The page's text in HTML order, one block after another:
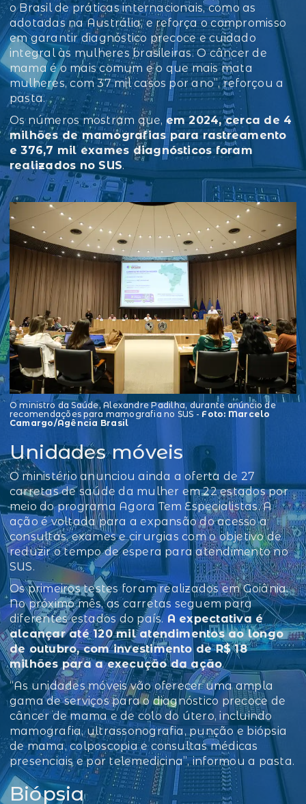
o Brasil de práticas internacionais, como as
adotadas na Austrália, e reforça o compromisso
em garantir diagnóstico precoce e cuidado
integral às mulheres brasileiras. O câncer de
mama é o mais comum e o que mais mata
mulheres, com 37 mil casos por ano”, reforçou a
pasta.
Os números mostram que, em 2024, cerca de 4
milhões de mamografias para rastreamento
e 376,7 mil exames diagnósticos foram
realizados no SUS.
O ministro da Saúde, Alexandre Padilha, durante anúncio de
recomendações para mamografia no SUS - Foto: Marcelo
Camargo/Agência Brasil
Unidades móveis
O ministério anunciou ainda a oferta de 27
carretas de saúde da mulher em 22 estados por
meio do programa Agora Tem Especialistas. A
ação é voltada para a expansão do acesso a
consultas, exames e cirurgias com o objetivo de
reduzir o tempo de espera para atendimento no
SUS.
Os primeiros testes foram realizados em Goiânia.
No próximo mês, as carretas seguem para
diferentes estados do país.A expectativa é
alcançar até 120 mil atendimentos ao longo
de outubro, com investimento de R$ 18
milhões para a execução da ação.
“As unidades móveis vão oferecer uma ampla
gama de serviços para o diagnóstico precoce de
câncer de mama e de colo do útero, incluindo
mamografia, ultrassonografia, punção e biópsia
de mama, colposcopia e consultas médicas
presenciais e por telemedicina”, informou a pasta.
Biópsia